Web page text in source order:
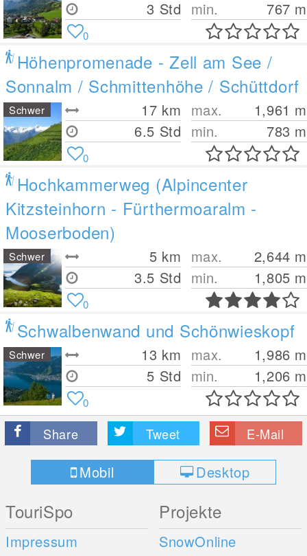
3 Std min.
767 m
0
Höhenpromenade - Zell am See /
Sonnalm / Schmittenhöhe / Schüttdorf
17 km
6.5 Std
max. 1,961 m
min.
783 m
Schwer
0
Hochkammerweg (Alpincenter
Kitzsteinhorn - Fürthermoaralm -
Mooserboden)
5 km
3.5 Std
max. 2,644 m
min.
1,805 m
Schwer
0
Schwalbenwand und Schönwieskopf
13 km
5 Std
max. 1,986 m
min.
1,206 m
Schwer
0
Share Tweet E-Mail
Mobil Desktop
TouriSpo
Impressum
Projekte
SnowOnline